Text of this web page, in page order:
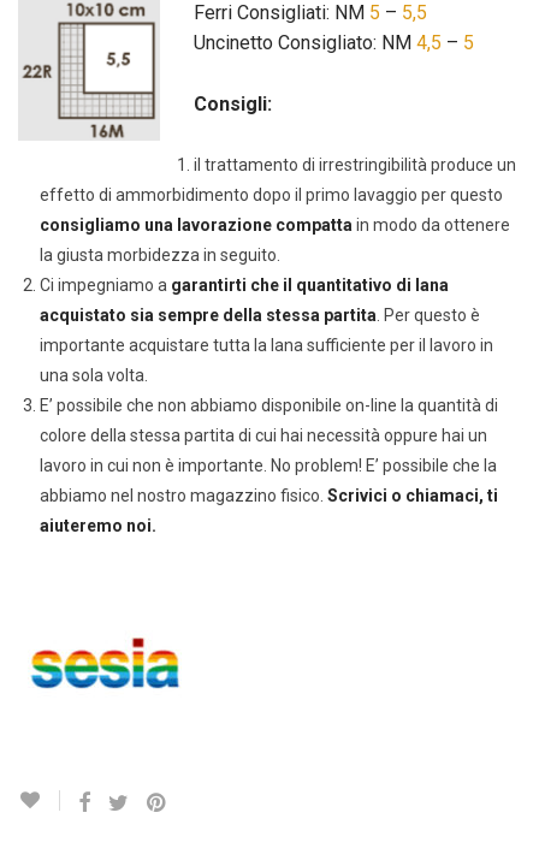
Ferri Consigliati: NM 5 – 5,5
Uncinetto Consigliato: NM 4,5 – 5
Consigli:
il trattamento di irrestringibilità produce un
effetto di ammorbidimento dopo il primo lavaggio per questo
consigliamo una lavorazione compattain modo da ottenere
la giusta morbidezza in seguito.
Ci impegniamo a garantirti che il quantitativo di lana
acquistato sia sempre della stessa partita. Per questo è
importante acquistare tutta la lana sufficiente per il lavoro in
una sola volta.
E’ possibile che non abbiamo disponibile on-line la quantità di
colore della stessa partita di cui hai necessità oppure hai un
lavoro in cui non è importante. No problem! E’ possibile che la
abbiamo nel nostro magazzino fisico. Scrivici o chiamaci, ti
aiuteremo noi.